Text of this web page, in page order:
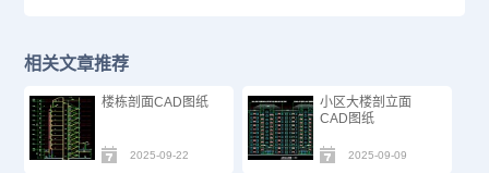
相关文章推荐
楼栋剖面CAD图纸
2025-09-22
小区大楼剖立面
CAD图纸
2025-09-09